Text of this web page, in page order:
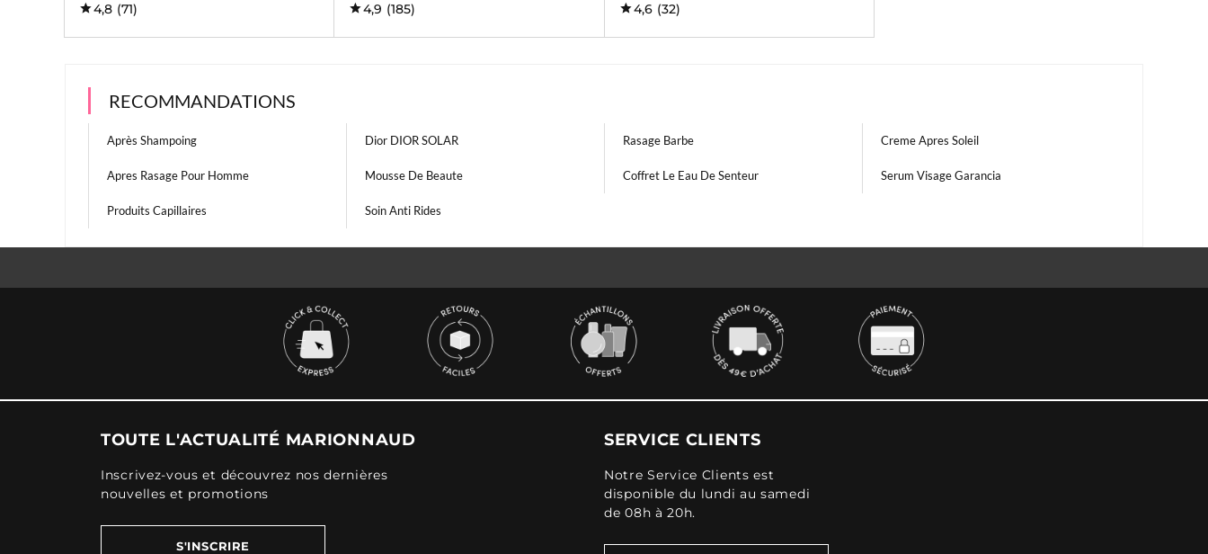
4,8 (71) 4,9 (185) 4,6 (32)
RECOMMANDATIONS
Après Shampoing Dior DIOR SOLAR Rasage Barbe Creme Apres Soleil
Apres Rasage Pour Homme Mousse De Beaute Coffret Le Eau De Senteur Serum Visage Garancia
Produits Capillaires Soin Anti Rides
TOUTE L'ACTUALITÉ MARIONNAUD
Inscrivez-vous et découvrez nos dernières
nouvelles et promotions
S'INSCRIRE
SERVICE CLIENTS
Notre Service Clients est
disponible du lundi au samedi
de 08h à 20h.